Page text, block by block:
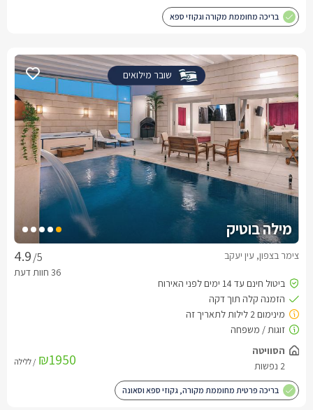
בריכה מחוממת מקורה וגקוזי ספא
שובר מילואים
מילה בוטיק
/5 צימר בצפון, עין יעקב
הסוויטה
2 נפשות
₪1950 / ללילה
בריכה פרטית מחוממת מקורה, גקוזי ספא וסאונה